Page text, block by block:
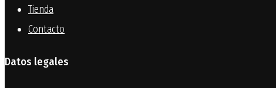
Tienda
Contacto
Datos legales